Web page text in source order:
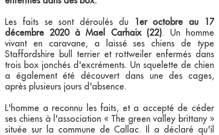
Les faits se sont déroulés du
1er octobre au 17
décembre 2020 à Mael Carhaix (22). Un homme
vivant en caravane, a laissé ses chiens de type
Staffordshire bull terrier et rottweiler enfermés dans
trois box jonchés d'excréments. Un squelette de chien
a également été découvert dans une des cages,
après plusieurs jours d'absence.
L'homme a reconnu les faits, et a accepté de céder
ses chiens à l'association « The green valley brittany »
située sur la commune de Callac. Il a déclaré qu'il